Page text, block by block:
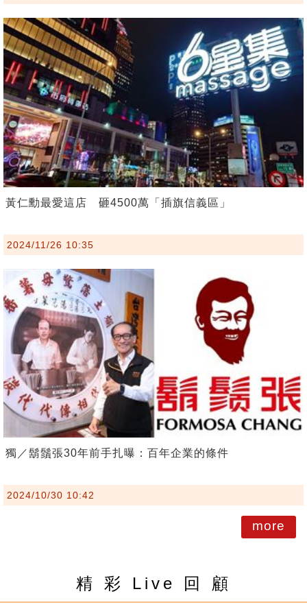
黃仁勳最愛這店 砸4500萬「插旗信義區」
2024/11/26 10:35
獨／鬍鬚張30年前手扎曝：百年企業的條件
2024/10/30 10:42
more
精 彩 Live 回 顧